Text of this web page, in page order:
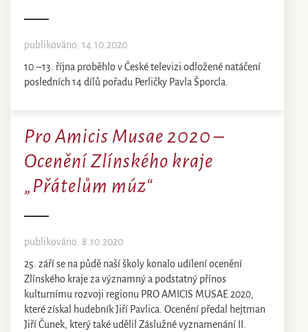
publikováno: 14.10.2020
10.–13. října proběhlo v České televizi odložené natáčení
posledních 14 dílů pořadu Perličky Pavla Šporcla.
Pro Amicis Musae 2020 –
Ocenění Zlínského kraje
„Přátelům múz“
publikováno: 8.10.2020
25. září se na půdě naší školy konalo udílení ocenění
Zlínského kraje za významný a podstatný přínos
kulturnímu rozvoji regionu PRO AMICIS MUSAE 2020,
které získal hudebník Jiří Pavlica. Ocenění předal hejtman
Jiří Čunek, který také udělil Záslužné vyznamenání II.